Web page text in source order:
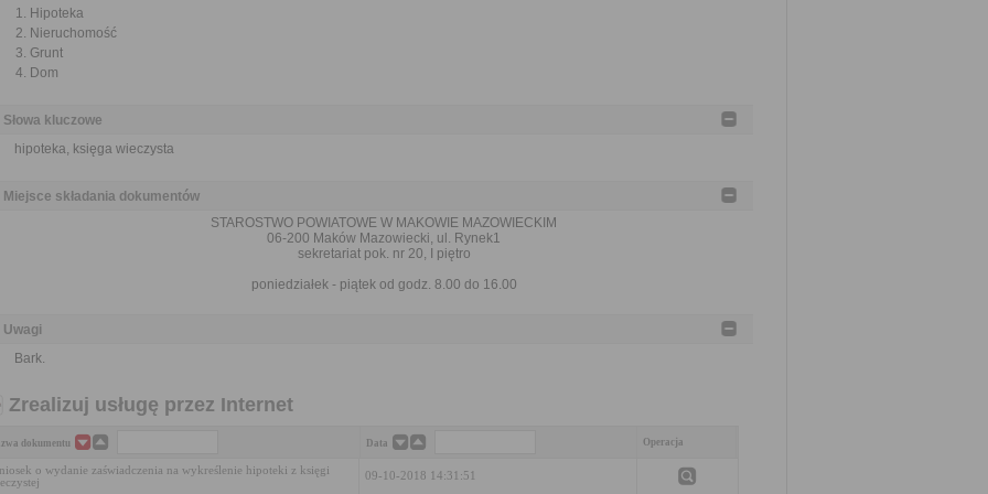
Hipoteka
Nieruchomość
Grunt
Dom
Słowa kluczowe
hipoteka, księga wieczysta
Miejsce składania dokumentów
STAROSTWO POWIATOWE W MAKOWIE MAZOWIECKIM
06-200 Maków Mazowiecki, ul. Rynek1
sekretariat pok. nr 20, I piętro
poniedziałek - piątek od godz. 8.00 do 16.00
Uwagi
Bark.
Zrealizuj usługę przez Internet
dokumentu Data Operacja
o wydanie zaświadczenia na wykreślenie hipoteki z księgi
09-10-2018 14:31:51